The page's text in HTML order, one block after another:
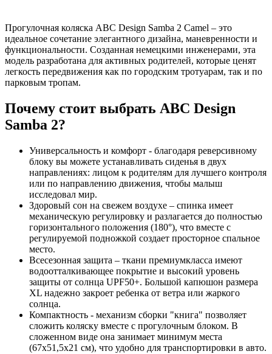
Прогулочная коляска ABC Design Samba 2 Camel – это
идеальное сочетание элегантного дизайна, маневренности и
функциональности. Созданная немецкими инженерами, эта
модель разработана для активных родителей, которые ценят
легкость передвижения как по городским тротуарам, так и по
парковым тропам.
Почему стоит выбрать ABC Design
Samba 2?
Универсальность и комфорт - благодаря реверсивному
блоку вы можете устанавливать сиденья в двух
направлениях: лицом к родителям для лучшего контроля
или по направлению движения, чтобы малыш
исследовал мир.
Здоровый сон на свежем воздухе – спинка имеет
механическую регулировку и разлагается до полностью
горизонтального положения (180°), что вместе с
регулируемой подножкой создает просторное спальное
место.
Всесезонная защита – ткани премиумкласса имеют
водоотталкивающее покрытие и высокий уровень
защиты от солнца UPF50+. Большой капюшон размера
XL надежно закроет ребенка от ветра или жаркого
солнца.
Компактность - механизм сборки "книга" позволяет
сложить коляску вместе с прогулочным блоком. В
сложенном виде она занимает минимум места
(67x51,5x21 см), что удобно для транспортировки в авто.